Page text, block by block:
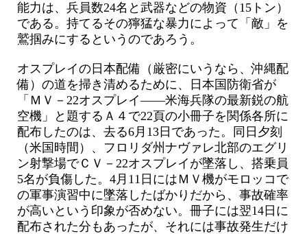
能力は、兵員数24名と武器などの物資（15トン）
である。持てるその獰猛な暴力によって「敵」を
鷲掴みにするというのであろう。
オスプレイの日本配備（厳密にいうなら、沖縄配
備）の道を掃き清めるために、日本国防衛省が
「ＭＶ－22オスプレイ——米海兵隊の最新鋭の航
空機」と題するＡ４で22頁の小冊子を関係各所に
配布したのは、去る6月13日であった。同日夕刻
（米国時間）、フロリダ州ナヴァレ北部のエグリ
ン射撃場でＣＶ－22オスプレイが墜落し、搭乗員
5名が負傷した。4月11日にはＭＶ機がモロッコで
の軍事演習中に墜落したばかりだから、事故確率
が高いという印象が否めない。冊子には翌14日に
配布された分もあったが、それには事故発生だけ